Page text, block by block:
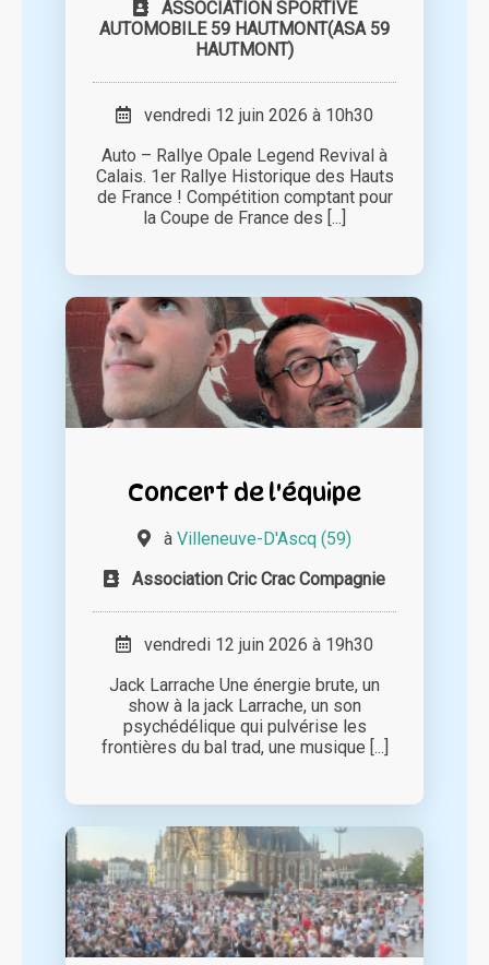
ASSOCIATION SPORTIVE
AUTOMOBILE 59 HAUTMONT(ASA 59
HAUTMONT)
vendredi 12 juin 2026 à 10h30
Auto – Rallye Opale Legend Revival à
Calais. 1er Rallye Historique des Hauts
de France ! Compétition comptant pour
la Coupe de France des [...]
Concert de l'équipe
à Villeneuve-D'Ascq (59)
Association Cric Crac Compagnie
vendredi 12 juin 2026 à 19h30
Jack Larrache Une énergie brute, un
show à la jack Larrache, un son
psychédélique qui pulvérise les
frontières du bal trad, une musique [...]